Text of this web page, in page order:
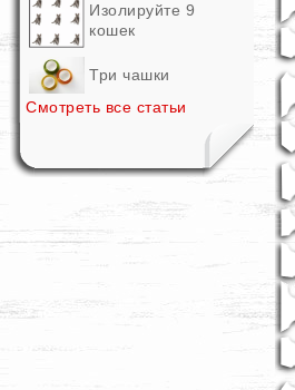
Изолируйте 9
кошек
Три чашки
Смотреть все статьи